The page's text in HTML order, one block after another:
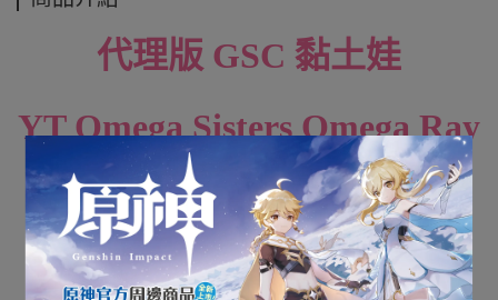
代理版 GSC 黏土娃
YT Omega Sisters Omega Ray
全新未拆封
下標前請先詢問